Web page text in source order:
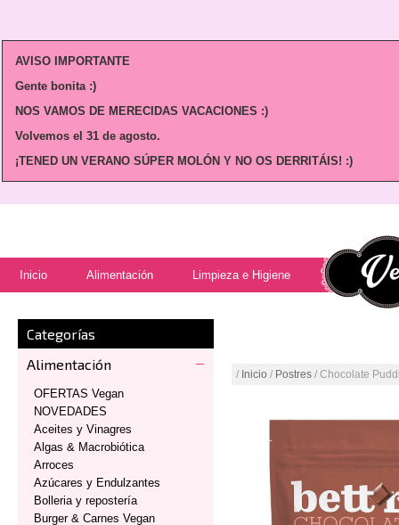
AVISO IMPORTANTE
Gente bonita :)
NOS VAMOS DE MERECIDAS VACACIONES :)
Volvemos el 31 de agosto.
¡TENED UN VERANO SÚPER MOLÓN Y NO OS DERRITÁIS! :)
Inicio Alimentación Limpieza e Higiene
Categorías
Alimentación
OFERTAS Vegan
NOVEDADES
Aceites y Vinagres
Algas & Macrobiótica
Arroces
Azúcares y Endulzantes
Bolleria y repostería
Burger & Carnes Vegan
/ Inicio / Postres / Chocolate